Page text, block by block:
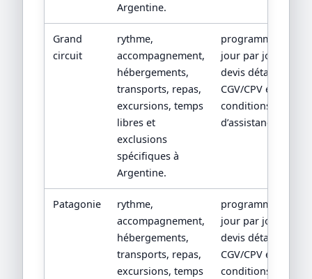
Argentine.
Grand
circuit
rythme,
accompagnement,
hébergements,
transports, repas,
excursions, temps
libres et
exclusions
spécifiques à
Argentine.
programme
jour par jour,
devis détaillé,
CGV/CPV et
conditions
d’assistance.
Patagonie
rythme,
accompagnement,
hébergements,
transports, repas,
excursions, temps
programme
jour par jour,
devis détaillé,
CGV/CPV et
conditions